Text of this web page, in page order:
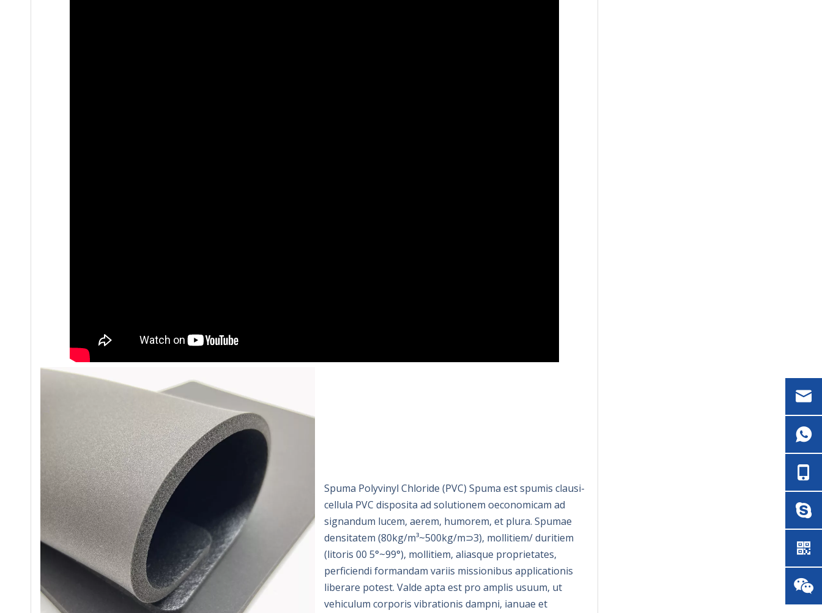
Spuma Polyvinyl Chloride (PVC) Spuma est spumis clausi-
cellula PVC disposita ad solutionem oeconomicam ad
signandum lucem, aerem, humorem, et plura. Spumae
densitatem (80kg/m³~500kg/m⊃3), mollitiem/ duritiem
(litoris 00 5°~99°), mollitiem, aliasque proprietates,
perficiendi formandam variis missionibus applicationis
liberare potest. Valde apta est pro amplis usuum, ut
vehiculum corporis vibrationis dampni, ianuae et